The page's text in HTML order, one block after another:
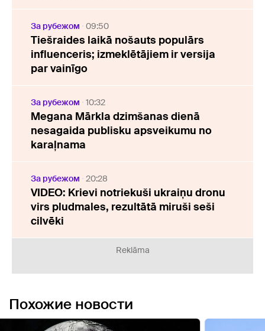
За рубежом 09:50
Tiešraides laikā nošauts populārs
influenceris; izmeklētājiem ir versija
par vainīgo
За рубежом 10:32
Megana Mārkla dzimšanas dienā
nesagaida publisku apsveikumu no
karaļnama
За рубежом 20:28
VIDEO: Krievi notriekuši ukraiņu dronu
virs pludmales, rezultātā miruši seši
cilvēki
Reklāma
Похожие новости